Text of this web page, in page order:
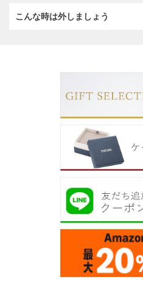
こんな時は外しましょう